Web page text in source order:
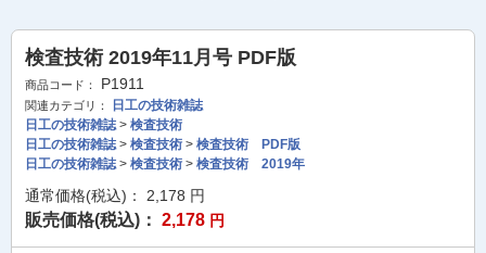
検査技術 2019年11月号 PDF版
商品コード： P1911
関連カテゴリ：
日工の技術雑誌
日工の技術雑誌> 検査技術
日工の技術雑誌> 検査技術 > 検査技術 PDF版
日工の技術雑誌> 検査技術 > 検査技術 2019年
通常価格(税込)： 2,178 円
販売価格(税込)： 2,178 円